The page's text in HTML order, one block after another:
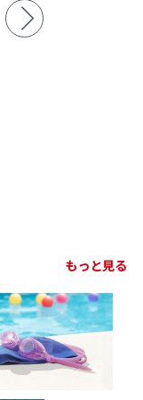
もっと見る